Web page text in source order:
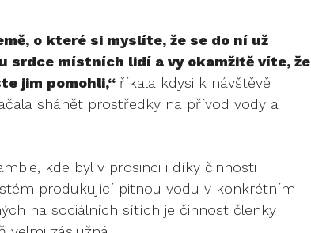
o které si myslíte, že se do ní už
srdce místních lidí a vy okamžitě víte, že
jim pomohli,“ říkala kdysi k návštěvě
shánět prostředky na přívod vody a
kde byl v prosinci i díky činnosti
produkující pitnou vodu v konkrétním
na sociálních sítích je činnost členky